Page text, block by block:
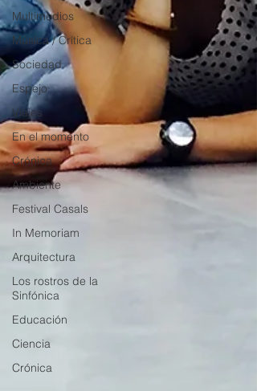
Multimedios
Música / Crítica
Sociedad
Espejo
Viajes
En el momento
Crónica
Ambiente
Festival Casals
In Memoriam
Arquitectura
Los rostros de la
Sinfónica
Educación
Ciencia
Crónica